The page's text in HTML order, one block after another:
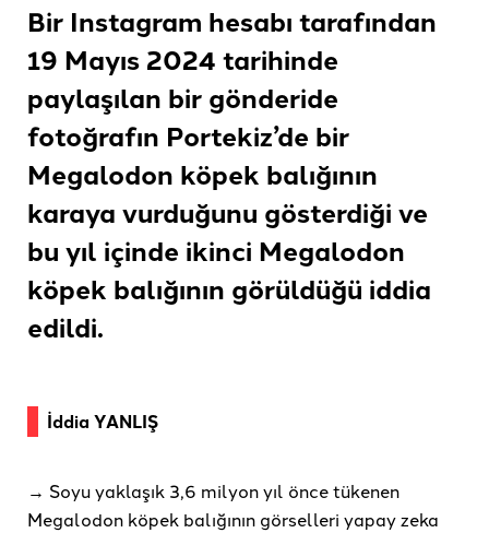
Bir Instagram hesabı tarafından
19 Mayıs 2024 tarihinde
paylaşılan bir gönderide
fotoğrafın Portekiz’de bir
Megalodon köpek balığının
karaya vurduğunu gösterdiği ve
bu yıl içinde ikinci Megalodon
köpek balığının görüldüğü iddia
edildi.
İddia YANLIŞ
→ Soyu yaklaşık 3,6 milyon yıl önce tükenen
Megalodon köpek balığının görselleri yapay zeka